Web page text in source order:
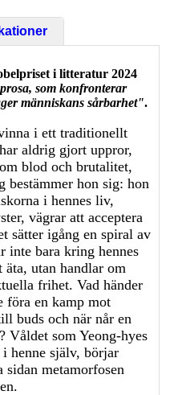
i litteratur 2024
som konfronterar
människans sårbarhet".
i ett traditionellt
aldrig gjort uppror,
blod och brutalitet,
bestämmer hon sig: hon
i hennes liv,
vägrar att acceptera
sätter igång en spiral av
inte bara kring hennes
utan handlar om
frihet. Vad händer
föra en kamp mot
buds och när når en
Våldet som Yeong-hyes
henne själv, börjar
sidan metamorfosen